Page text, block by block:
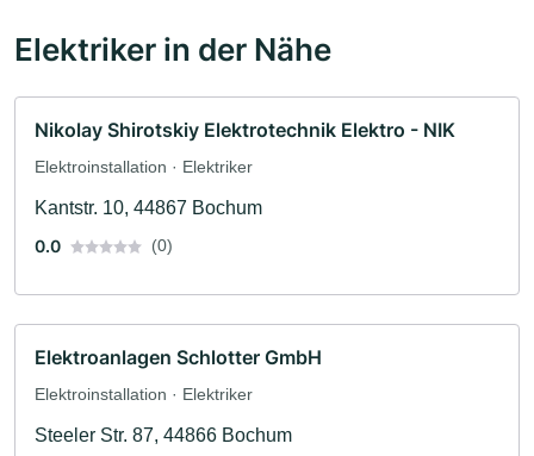
Elektriker in der Nähe
Nikolay Shirotskiy Elektrotechnik Elektro - NIK
Elektroinstallation · Elektriker
Kantstr. 10, 44867 Bochum
0.0
(0)
Elektroanlagen Schlotter GmbH
Elektroinstallation · Elektriker
Steeler Str. 87, 44866 Bochum